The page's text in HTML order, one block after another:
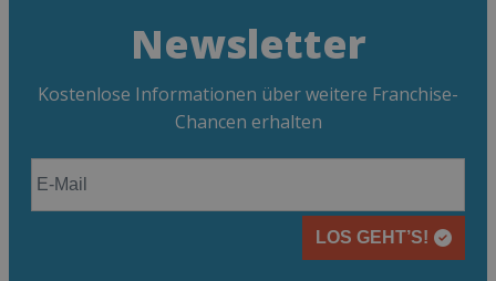
Newsletter
Kostenlose Informationen über weitere Franchise-
Chancen erhalten
LOS GEHT’S!